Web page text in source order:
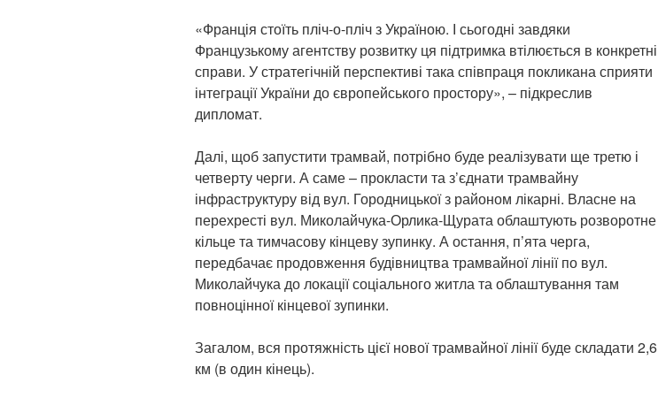
«Франція стоїть пліч-о-пліч з Україною. І сьогодні завдяки
Французькому агентству розвитку ця підтримка втілюється в конкретні
справи. У стратегічній перспективі така співпраця покликана сприяти
інтеграції України до європейського простору», – підкреслив
дипломат.
Далі, щоб запустити трамвай, потрібно буде реалізувати ще третю і
четверту черги. А саме – прокласти та з’єднати трамвайну
інфраструктуру від вул. Городницької з районом лікарні. Власне на
перехресті вул. Миколайчука-Орлика-Щурата облаштують розворотне
кільце та тимчасову кінцеву зупинку. А остання, п’ята черга,
передбачає продовження будівництва трамвайної лінії по вул.
Миколайчука до локації соціального житла та облаштування там
повноцінної кінцевої зупинки.
Загалом, вся протяжність цієї нової трамвайної лінії буде складати 2,6
км (в один кінець).